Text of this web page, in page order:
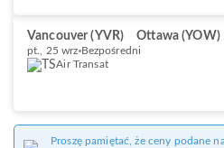
Vancouver (YVR) Ottawa (YOW)
pt., 25 wrz Bezpośredni
Air Transat
Proszę pamiętać, że ceny podane